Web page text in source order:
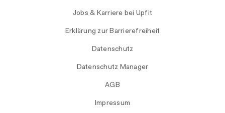
Jobs & Karriere bei Upfit
Erklärung zur Barrierefreiheit
Datenschutz
Datenschutz Manager
AGB
Impressum